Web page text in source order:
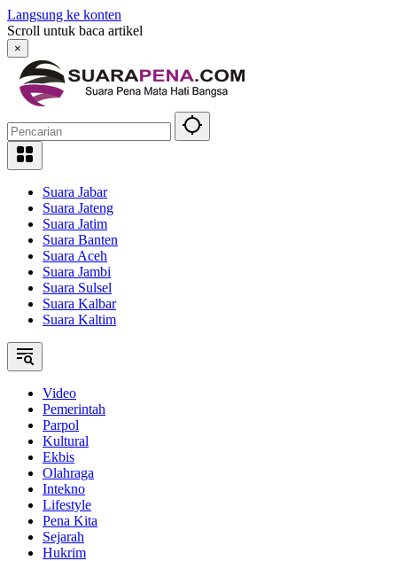
Langsung ke konten
Scroll untuk baca artikel
×
Suara Jabar
Suara Jateng
Suara Jatim
Suara Banten
Suara Aceh
Suara Jambi
Suara Sulsel
Suara Kalbar
Suara Kaltim
Video
Pemerintah
Parpol
Kultural
Ekbis
Olahraga
Intekno
Lifestyle
Pena Kita
Sejarah
Hukrim